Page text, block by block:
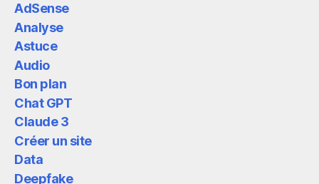
AdSense
Analyse
Astuce
Audio
Bon plan
Chat GPT
Claude 3
Créer un site
Data
Deepfake